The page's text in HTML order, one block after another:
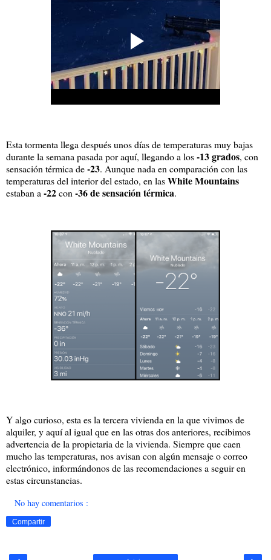
Esta tormenta llega después unos días de temperaturas muy bajas
durante la semana pasada por aquí, llegando a los-13 grados, con
sensación térmica de-23. Aunque nada en comparación con las
temperaturas del interior del estado, en lasWhite Mountains
estaban a -22con -36 de sensación térmica.
Y algo curioso, esta es la tercera vivienda en la que vivimos de
alquiler, y aquí al igual que en las otras dos anteriores, recibimos
advertencia de la propietaria de la vivienda. Siempre que caen
mucho las temperaturas, nos avisan con algún mensaje o correo
electrónico, informándonos de las recomendaciones a seguir en
estas circunstancias.
No hay comentarios :
Compartir